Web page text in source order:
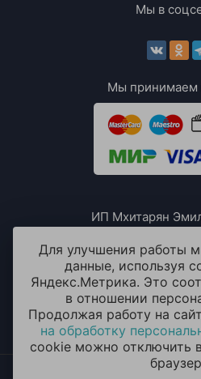
Мы в
Мы принимаем
ИП Мхитарян
ИНН:
ОГРН / ОГРНИП:
2014 - 2026 © «ОКЕАН
Для улучшения работы
данные, используя
Яндекс.Метрика. Это
в отношении
Продолжая работу на
на обработку
cookie можно отключить